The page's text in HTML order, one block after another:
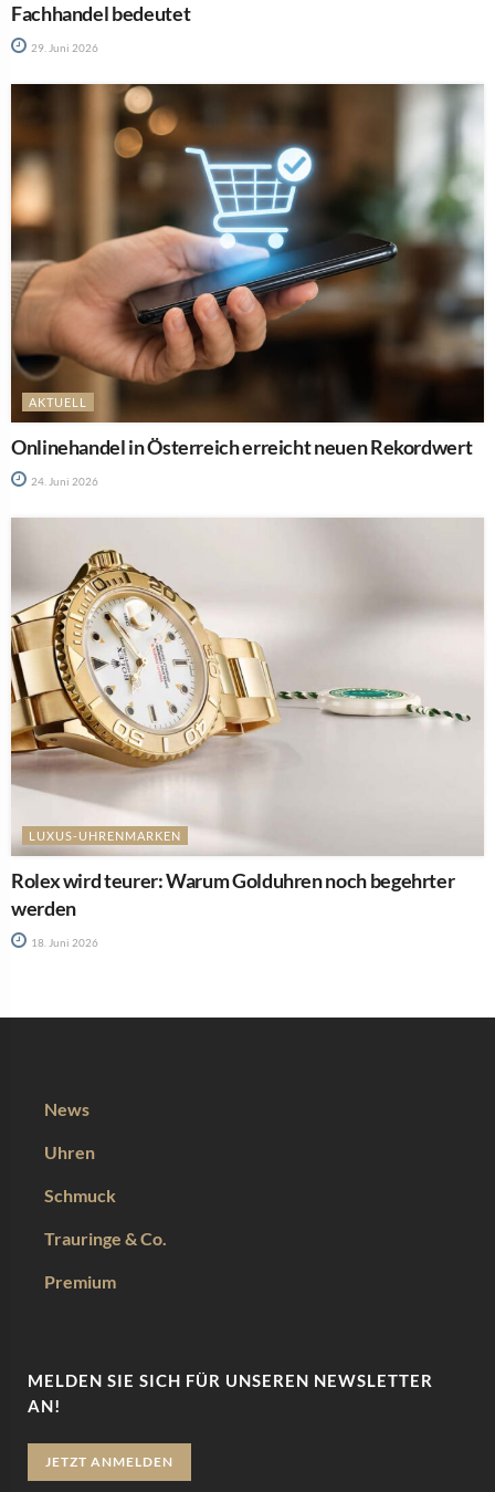
Fachhandel bedeutet
29. Juni 2026
AKTUELL
Onlinehandel in Österreich erreicht neuen Rekordwert
24. Juni 2026
LUXUS-UHRENMARKEN
Rolex wird teurer: Warum Golduhren noch begehrter
werden
18. Juni 2026
News
Uhren
Schmuck
Trauringe & Co.
Premium
MELDEN SIE SICH FÜR UNSEREN NEWSLETTER
AN!
JETZT ANMELDEN